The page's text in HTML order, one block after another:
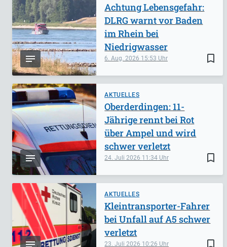
bookmark_border
6. Aug. 2026 15:53
Achtung Lebensgefahr:
DLRG warnt vor Baden
im Rhein bei
Niedrigwasser
AKTUELLES
bookmark_border
24. Juli 2026 11:34
Oberderdingen: 11-
Jährige rennt bei Rot
über Ampel und wird
schwer verletzt
AKTUELLES
bookmark_border
23. Juli 2026 10:26
Kleintransporter-Fahrer
bei Unfall auf A5 schwer
verletzt